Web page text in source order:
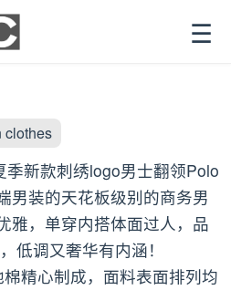
☰
新款刺绣logo男士翻领Polo
男装的天花板级别的商务男
雅，单穿内搭体面过人，品
低调又奢华有内涵！
精心制成，面料表面排列均